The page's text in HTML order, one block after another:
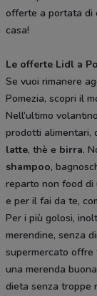
offerte a portata di
casa!
Le offerte Lidl a
Se vuoi rimanere
Pomezia, scopri il
Nell’ultimo
prodotti alimentari,
latte, thè e birra.
shampoo,
reparto non food di
e per il fai da te,
Per i più golosi,
merendine, senza
supermercato offre
una merenda
dieta senza troppe